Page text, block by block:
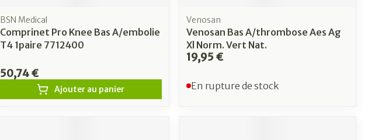
BSN Medical
Comprinet Pro Knee Bas A/embolie
T4 1paire 7712400
50,74 €
Ajouter au panier
Venosan
Venosan Bas A/thrombose Aes Ag
Xl Norm. Vert Nat.
19,95 €
En rupture de stock